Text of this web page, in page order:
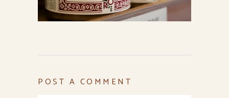
POST A COMMENT